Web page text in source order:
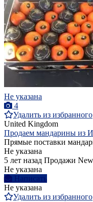
Не указана
4
Удалить из избранного
United Kingdom
Продаем мандарины из
Прямые поставки
Не указана
5 лет назад Продажи New
Не указана
Написать
Не указана
Удалить из избранного